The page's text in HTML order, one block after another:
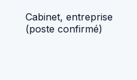
Cabinet, entreprise
(poste confirmé)